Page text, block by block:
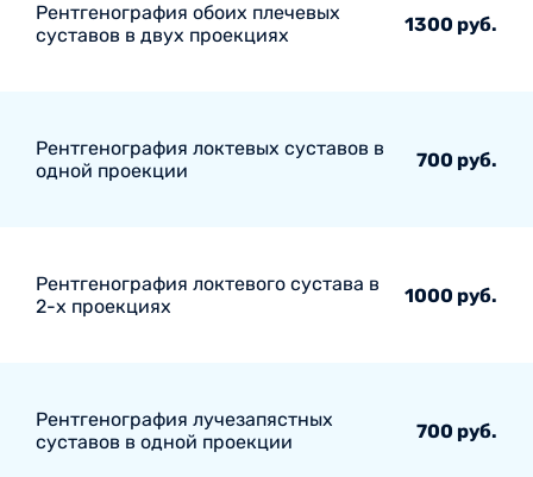
Рентгенография обоих плечевых
суставов в двух проекциях
1300 руб.
Рентгенография локтевых суставов в
одной проекции
700 руб.
Рентгенография локтевого сустава в
2-х проекциях
1000 руб.
Рентгенография лучезапястных
суставов в одной проекции
700 руб.